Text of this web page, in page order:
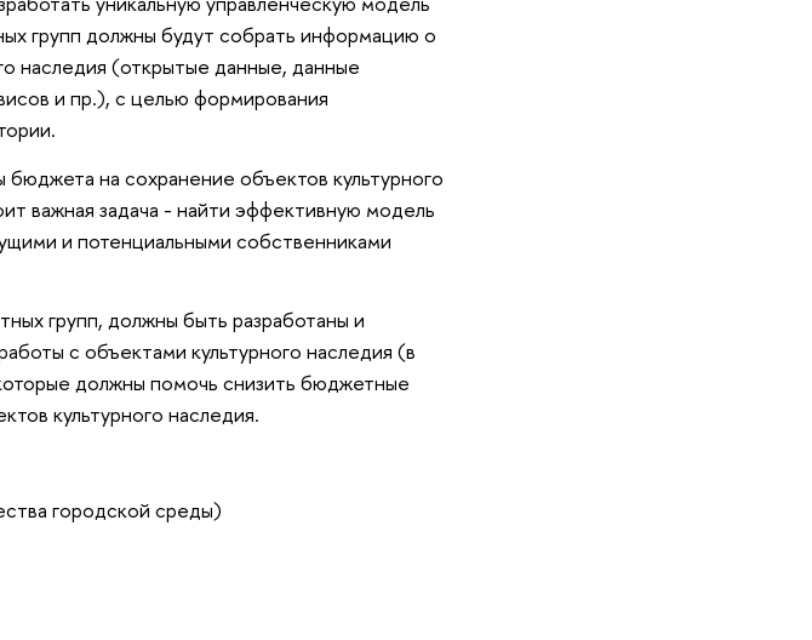
групп должны будут собрать информацию о
наследия (открытые данные, данные
и пр.), с целью формирования
на сохранение объектов культурного
важная задача - найти эффективную модель
и потенциальными собственниками
групп, должны быть разработаны и
с объектами культурного наследия (в
должны помочь снизить бюджетные
культурного наследия.
городской среды)